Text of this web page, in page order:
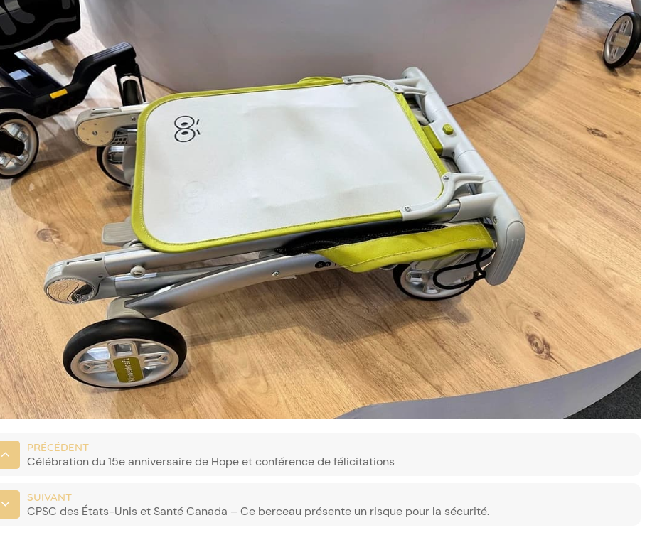
PRÉCÉDENT
Célébration du 15e anniversaire de Hope et conférence de félicitations
SUIVANT
CPSC des États-Unis et Santé Canada – Ce berceau présente un risque pour la sécurité.